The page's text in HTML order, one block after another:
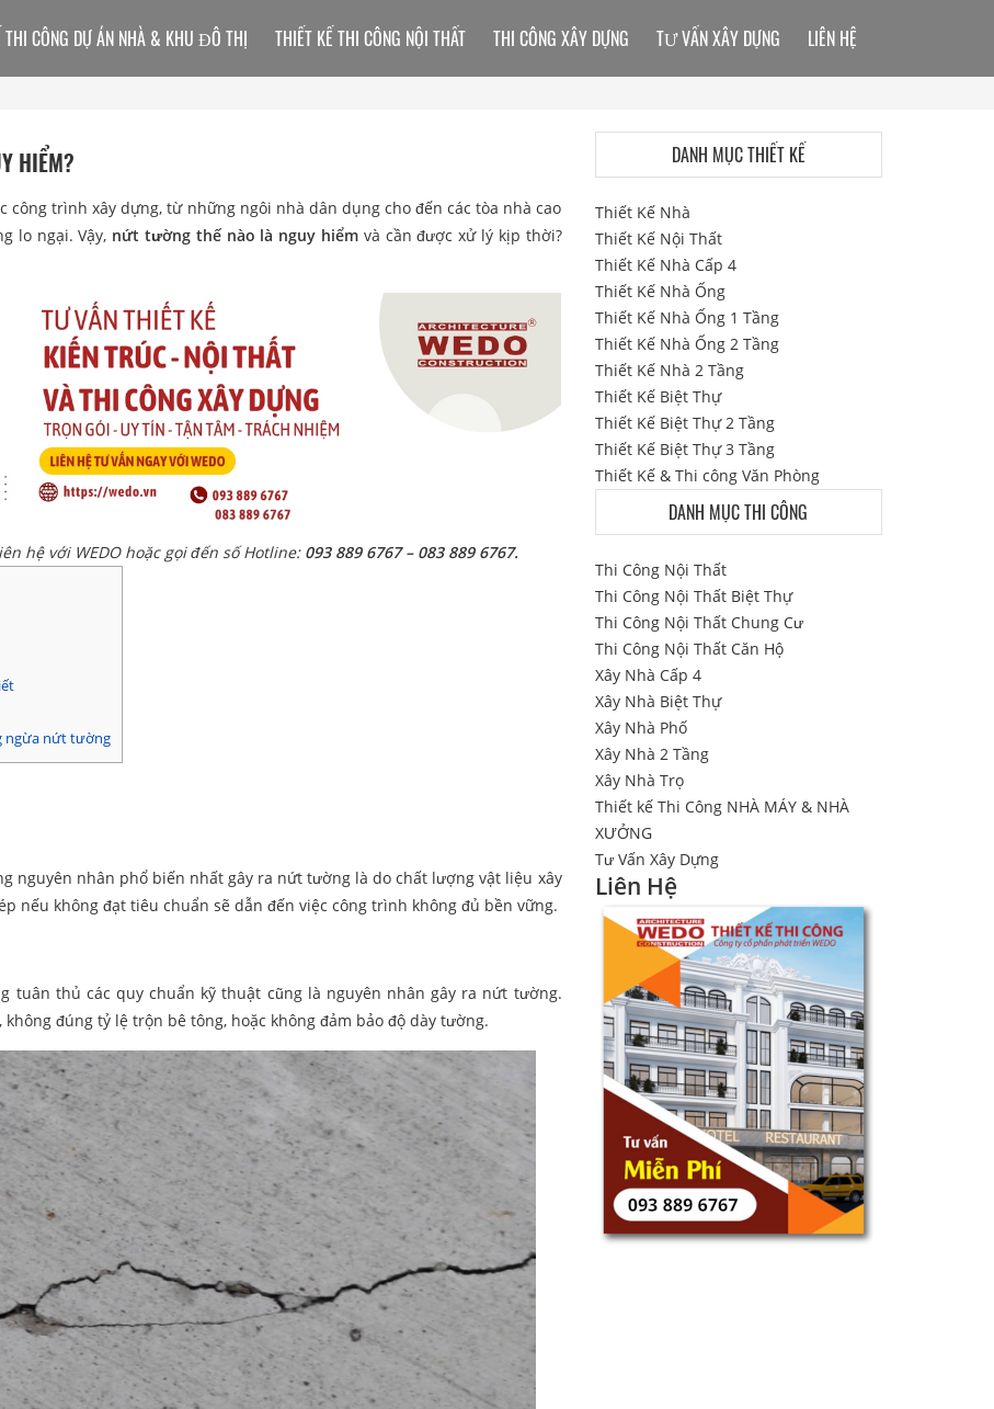
HIỂM?
trình xây dựng, từ những ngôi nhà dân dụng cho đến các tòa nhà cao
lo ngại. Vậy, nứt tường thế nào là nguy hiểmvà cần được xử lý kịp thời?
hệ với WEDO hoặc gọi đến số Hotline: 093 889 6767 – 083 889 6767.
ngừa nứt tường
nguyên nhân phổ biến nhất gây ra nứt tường là do chất lượng vật liệu xây
nếu không đạt tiêu chuẩn sẽ dẫn đến việc công trình không đủ bền vững.
tuân thủ các quy chuẩn kỹ thuật cũng là nguyên nhân gây ra nứt tường.
đúng tỷ lệ trộn bê tông, hoặc không đảm bảo độ dày tường.
THI CÔNG DỰ ÁN NHÀ & KHU ĐÔ THỊ THIẾT KẾ THI CÔNG NỘI THẤT THI CÔNG XÂY DỰNG TƯ VẤN XÂY DỰNG LIÊN HỆ
DANH MỤC THIẾT KẾ
Thiết Kế Nhà
Thiết Kế Nội Thất
Thiết Kế Nhà Cấp 4
Thiết Kế Nhà Ống
Thiết Kế Nhà Ống 1 Tầng
Thiết Kế Nhà Ống 2 Tầng
Thiết Kế Nhà 2 Tầng
Thiết Kế Biệt Thự
Thiết Kế Biệt Thự 2 Tầng
Thiết Kế Biệt Thự 3 Tầng
Thiết Kế & Thi công Văn Phòng
DANH MỤC THI CÔNG
Thi Công Nội Thất
Thi Công Nội Thất Biệt Thự
Thi Công Nội Thất Chung Cư
Thi Công Nội Thất Căn Hộ
Xây Nhà Cấp 4
Xây Nhà Biệt Thự
Xây Nhà Phố
Xây Nhà 2 Tầng
Xây Nhà Trọ
Thiết kế Thi Công NHÀ MÁY & NHÀ
XƯỞNG
Tư Vấn Xây Dựng
Liên Hệ